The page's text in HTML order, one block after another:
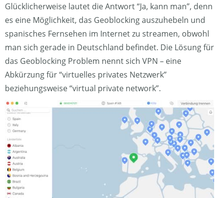
Glücklicherweise lautet die Antwort “Ja, kann man”, denn
es eine Möglichkeit, das Geoblocking auszuhebeln und
spanisches Fernsehen im Internet zu streamen, obwohl
man sich gerade in Deutschland befindet. Die Lösung für
das Geoblocking Problem nennt sich VPN – eine
Abkürzung für “virtuelles privates Netzwerk”
beziehungsweise “virtual private network”.